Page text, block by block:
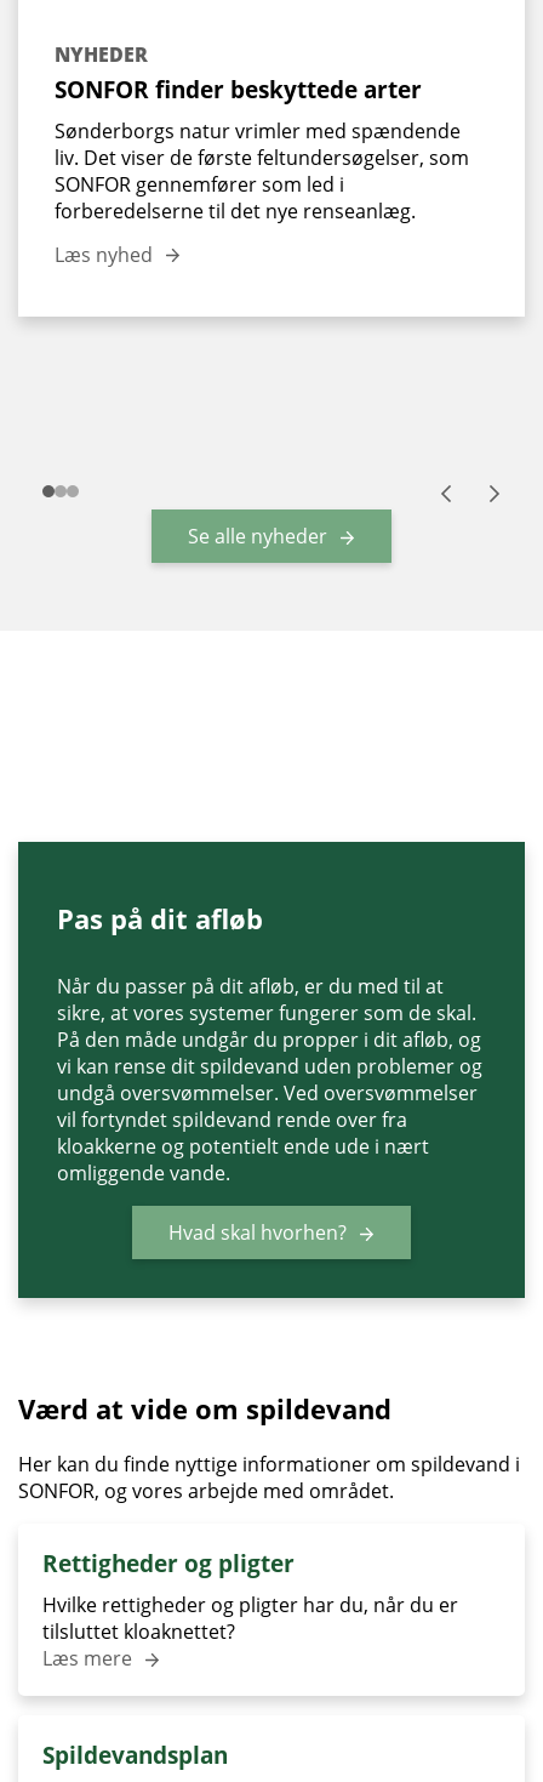
NYHEDER
SONFOR finder beskyttede arter
Sønderborgs natur vrimler med spændende
liv. Det viser de første feltundersøgelser, som
SONFOR gennemfører som led i
forberedelserne til det nye renseanlæg.
Læs nyhed
Se alle nyheder
Pas på dit afløb
Når du passer på dit afløb, er du med til at
sikre, at vores systemer fungerer som de skal.
På den måde undgår du propper i dit afløb, og
vi kan rense dit spildevand uden problemer og
undgå oversvømmelser. Ved oversvømmelser
vil fortyndet spildevand rende over fra
kloakkerne og potentielt ende ude i nært
omliggende vande.
Hvad skal hvorhen?
Værd at vide om spildevand
Her kan du finde nyttige informationer om spildevand i
SONFOR, og vores arbejde med området.
Rettigheder og pligter
Hvilke rettigheder og pligter har du, når du er
tilsluttet kloaknettet?
Læs mere
Spildevandsplan